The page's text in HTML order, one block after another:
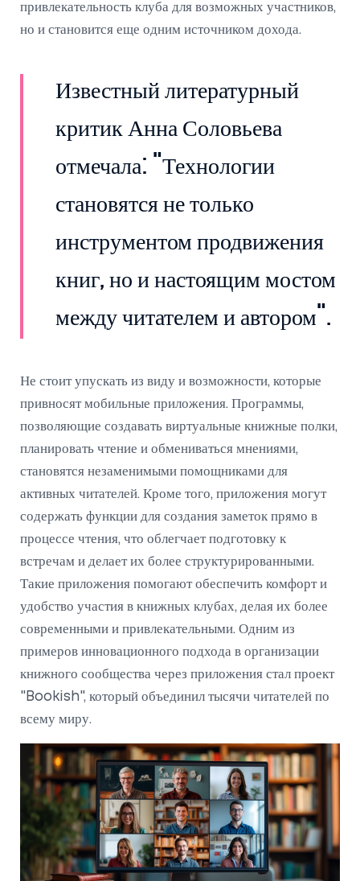
привлекательность клуба для возможных участников,
но и становится еще одним источником дохода.
Известный литературный
критик Анна Соловьева
отмечала: "Технологии
становятся не только
инструментом продвижения
книг, но и настоящим мостом
между читателем и автором".
Не стоит упускать из виду и возможности, которые
привносят мобильные приложения. Программы,
позволяющие создавать виртуальные книжные полки,
планировать чтение и обмениваться мнениями,
становятся незаменимыми помощниками для
активных читателей. Кроме того, приложения могут
содержать функции для создания заметок прямо в
процессе чтения, что облегчает подготовку к
встречам и делает их более структурированными.
Такие приложения помогают обеспечить комфорт и
удобство участия в книжных клубах, делая их более
современными и привлекательными. Одним из
примеров инновационного подхода в организации
книжного сообщества через приложения стал проект
"Bookish", который объединил тысячи читателей по
всему миру.